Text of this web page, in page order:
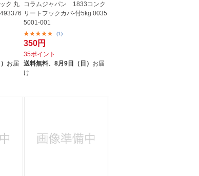
ク 丸
お届
コラムジャパン 1833コンク
リートフックカバ-付5kg 0035
5001-001
(1)
350円
35ポイント
送料無料、 8月9日（日） お届
け